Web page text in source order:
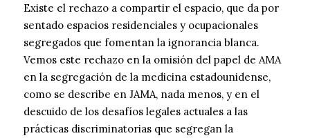
Existe el rechazo a compartir el espacio, que da por
sentado espacios residenciales y ocupacionales
segregados que fomentan la ignorancia blanca.
Vemos este rechazo en la omisión del papel de AMA
en la segregación de la medicina estadounidense,
como se describe en JAMA, nada menos, y en el
descuido de los desafíos legales actuales a las
prácticas discriminatorias que segregan la